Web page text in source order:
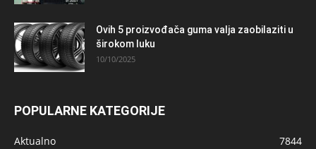
Ovih 5 proizvođača guma valja zaobilaziti u
širokom luku
10/10/2025
POPULARNE KATEGORIJE
Aktualno
7844